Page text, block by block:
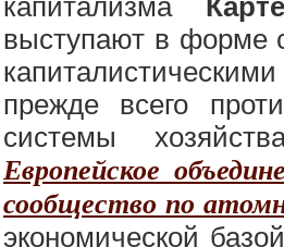
выступают в форме
прежде всего
системы
Европейское
сообщество по
экономической